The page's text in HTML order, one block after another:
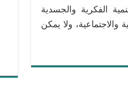
الفكرية والجسدية
والاجتماعية، ولا يمكن